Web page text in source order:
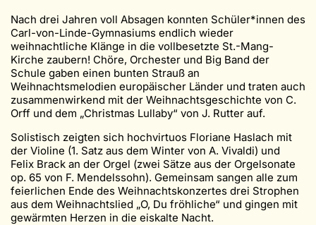
Nach drei Jahren voll Absagen konnten Schüler*innen des
Carl-von-Linde-Gymnasiums endlich wieder
weihnachtliche Klänge in die vollbesetzte St.-Mang-
Kirche zaubern! Chöre, Orchester und Big Band der
Schule gaben einen bunten Strauß an
Weihnachtsmelodien europäischer Länder und traten auch
zusammenwirkend mit der Weihnachtsgeschichte von C.
Orff und dem „Christmas Lullaby“ von J. Rutter auf.
Solistisch zeigten sich hochvirtuos Floriane Haslach mit
der Violine (1. Satz aus dem Winter von A. Vivaldi) und
Felix Brack an der Orgel (zwei Sätze aus der Orgelsonate
op. 65 von F. Mendelssohn). Gemeinsam sangen alle zum
feierlichen Ende des Weihnachtskonzertes drei Strophen
aus dem Weihnachtslied „O, Du fröhliche“ und gingen mit
gewärmten Herzen in die eiskalte Nacht.